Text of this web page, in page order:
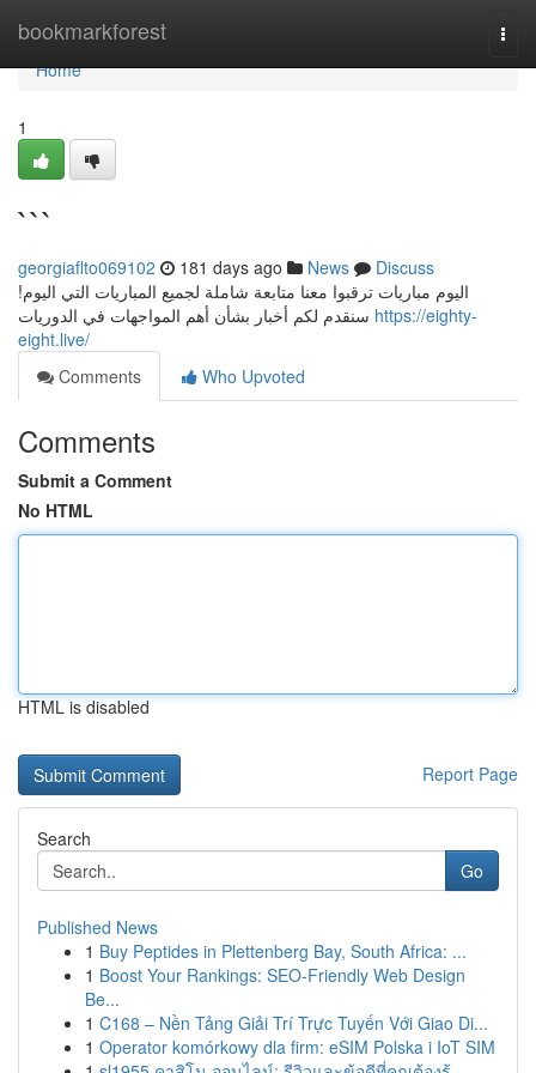
bookmarkforest
Home
Home
1
```
georgiaflto069102 181 days ago News
Discuss
اليوم مباريات ترقبوا معنا متابعة شاملة لجميع المباريات التي اليوم!
https://eighty-
eight.live/
Comments
Who Upvoted
Comments
Submit a Comment
No HTML
HTML is disabled
Report Page
Search
Go
Published News
1 Buy Peptides in Plettenberg Bay, South Africa: ...
1 Boost Your Rankings: SEO-Friendly Web Design
Be...
1 C168 – Nền Tảng Giải Trí Trực Tuyến Với Giao Di...
1 Operator komórkowy dla firm: eSIM Polska i IoT SIM